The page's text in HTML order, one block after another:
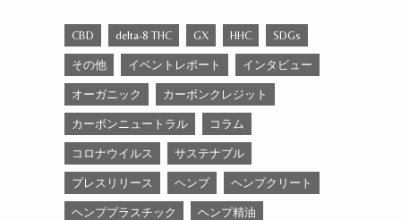
CBD delta-8 THC GX HHC SDGs
その他 イベントレポート インタビュー
オーガニック カーボンクレジット
カーボンニュートラル コラム
コロナウイルス サステナブル
プレスリリース ヘンプ ヘンプクリート
ヘンププラスチック ヘンプ精油